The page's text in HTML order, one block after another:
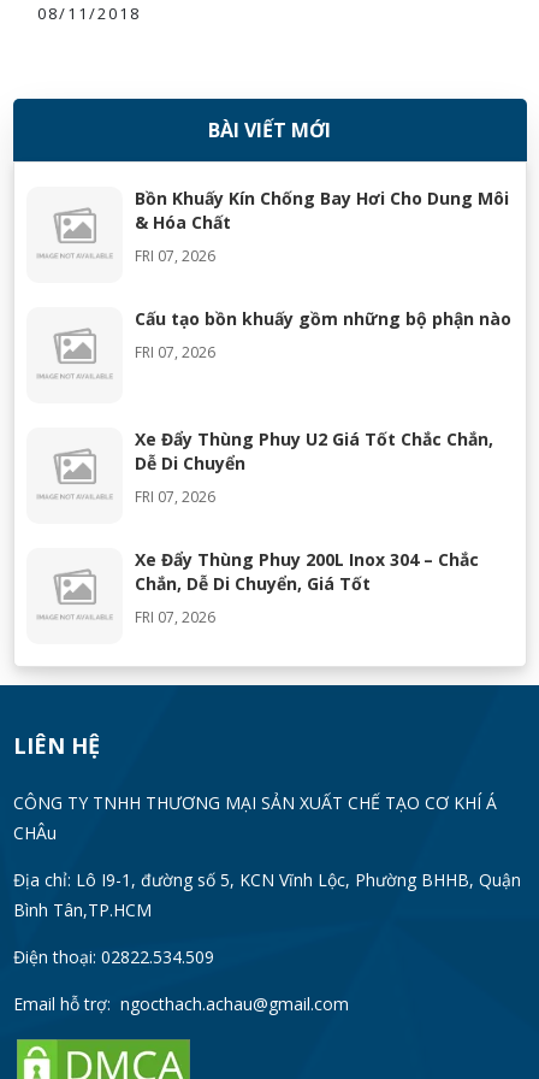
08/11/2018
BÀI VIẾT MỚI
Bồn Khuấy Kín Chống Bay Hơi Cho Dung Môi
& Hóa Chất
FRI 07, 2026
Cấu tạo bồn khuấy gồm những bộ phận nào
FRI 07, 2026
Xe Đẩy Thùng Phuy U2 Giá Tốt Chắc Chắn,
Dễ Di Chuyển
FRI 07, 2026
Xe Đẩy Thùng Phuy 200L Inox 304 – Chắc
Chắn, Dễ Di Chuyển, Giá Tốt
FRI 07, 2026
Máy Khuấy Silicon Inox 304 Chính Hãng |
Thùng Phuy 200L Inox 304 Chính Hãng
Máy Đồng Hóa Hay Máy Nhũ Hóa? Cách
Máy Khuấy Trộn Hóa Chất Công Nghiệp
MON 07, 2026
LIÊN HỆ
CÔNG TY TNHH THƯƠNG MẠI SẢN XUẤT CHẾ TẠO CƠ KHÍ Á
CHÂu
Địa chỉ: Lô I9-1, đường số 5, KCN Vĩnh Lộc, Phường BHHB, Quận
Bình Tân,TP.HCM
Điện thoại: 02822.534.509
Email hỗ trợ: ngocthach.achau@gmail.com